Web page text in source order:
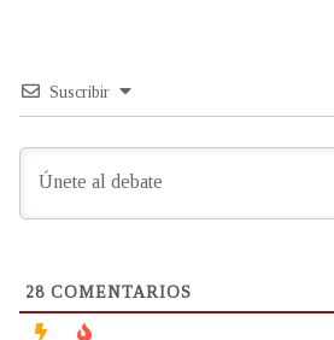
Suscribir
28 COMENTARIOS